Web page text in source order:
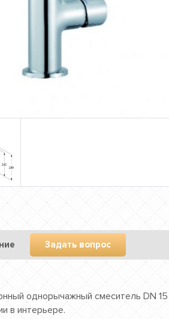
Задать вопрос
однорычажный смеситель DN
в интерьере.